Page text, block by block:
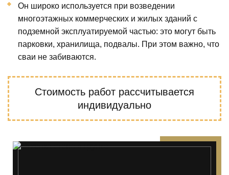
Он широко используется при возведении
многоэтажных коммерческих и жилых зданий с
подземной эксплуатируемой частью: это могут быть
парковки, хранилища, подвалы. При этом важно, что
сваи не забиваются.
Стоимость работ рассчитывается
индивидуально